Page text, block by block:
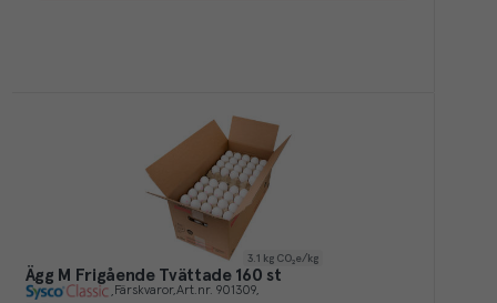
3.1 kg CO₂e/kg
Ägg M Frigående Tvättade 160 st
Färskvaror Art.nr. 901309